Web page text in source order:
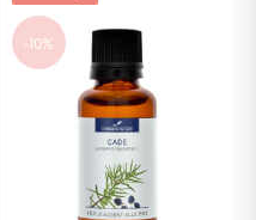
-10%